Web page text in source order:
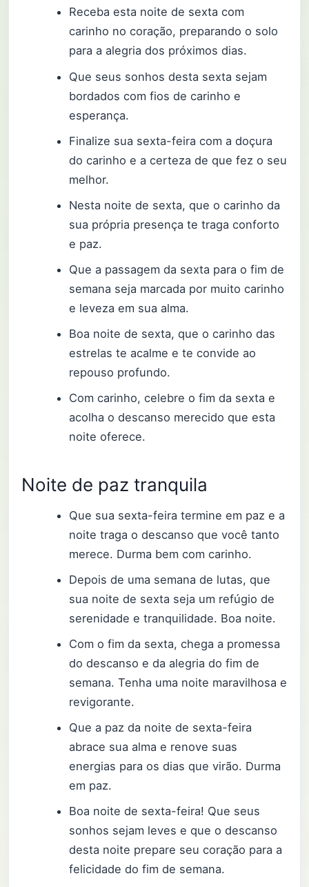
Receba esta noite de sexta com
carinho no coração, preparando o solo
para a alegria dos próximos dias.
Que seus sonhos desta sexta sejam
bordados com fios de carinho e
esperança.
Finalize sua sexta-feira com a doçura
do carinho e a certeza de que fez o seu
melhor.
Nesta noite de sexta, que o carinho da
sua própria presença te traga conforto
e paz.
Que a passagem da sexta para o fim de
semana seja marcada por muito carinho
e leveza em sua alma.
Boa noite de sexta, que o carinho das
estrelas te acalme e te convide ao
repouso profundo.
Com carinho, celebre o fim da sexta e
acolha o descanso merecido que esta
noite oferece.
Noite de paz tranquila
Que sua sexta-feira termine em paz e a
noite traga o descanso que você tanto
merece. Durma bem com carinho.
Depois de uma semana de lutas, que
sua noite de sexta seja um refúgio de
serenidade e tranquilidade. Boa noite.
Com o fim da sexta, chega a promessa
do descanso e da alegria do fim de
semana. Tenha uma noite maravilhosa e
revigorante.
Que a paz da noite de sexta-feira
abrace sua alma e renove suas
energias para os dias que virão. Durma
em paz.
Boa noite de sexta-feira! Que seus
sonhos sejam leves e que o descanso
desta noite prepare seu coração para a
felicidade do fim de semana.